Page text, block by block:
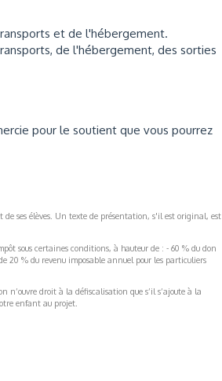
et de l'hébergement.
de l'hébergement, des sorties
pour le soutient que vous pourrez
ses élèves. Un texte de présentation, s'il est original, est
sous certaines conditions, à hauteur de : - 60 % du don
20 % du revenu imposable annuel pour les particuliers
n’ouvre droit à la défiscalisation que s’il s’ajoute à la
enfant au projet.